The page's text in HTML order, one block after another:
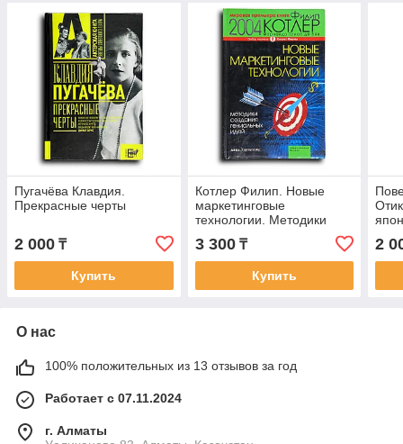
Пугачёва Клавдия.
Прекрасные черты
2 000 ₸
Купить
Котлер Филип. Новые
маркетинговые
технологии. Методики
создания гениальна идей
3 300₸
Купить
2
О нас
100% положительных из 13 отзывов за год
Работает с 07.11.2024
г. Алматы